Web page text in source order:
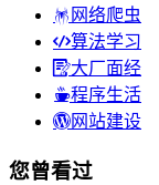
网络爬虫
算法学习
大厂面经
程序生活
网站建设
您曾看过